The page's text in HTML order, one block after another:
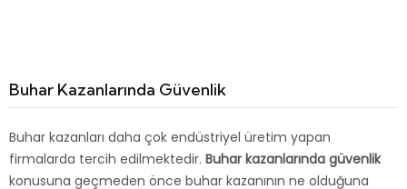
Buhar Kazanlarında Güvenlik
Buhar kazanları daha çok endüstriyel üretim yapan
firmalarda tercih edilmektedir. Buhar kazanlarında güvenlik
konusuna geçmeden önce buhar kazanının ne olduğuna